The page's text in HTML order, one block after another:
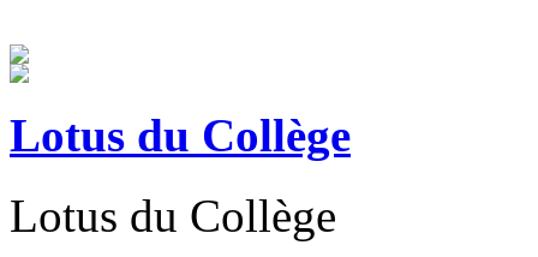
Lotus du Collège
Lotus du Collège